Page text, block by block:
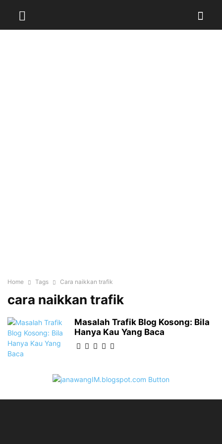
Home Tags Cara naikkan trafik
cara naikkan trafik
Masalah Trafik Blog Kosong: Bila
Hanya Kau Yang Baca